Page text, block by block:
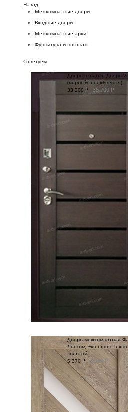
Назад
Межкомнатные двери
Входные двери
Межкомнатные арки
Фурнитура и погонаж
Советуем
Дверь входная Дверь
(чёрный шёлк+венге )
33 200 ₽ 35 700 ₽
Дверь межкомнатная
Леском, Эко шпон
золотой
5 370 ₽ 6 980 ₽